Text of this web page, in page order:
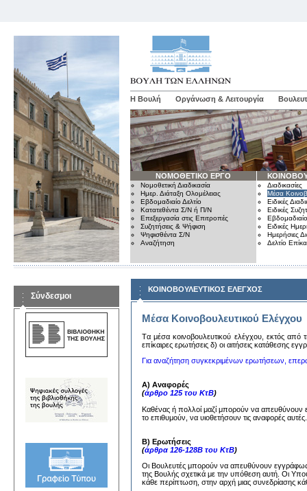
Η Βουλή Οργάνωση & Λειτουργία
ΝΟΜΟΘΕΤΙΚΟ ΕΡΓΟ
Νομοθετική Διαδικασία
Ημερ. Διάταξη Ολομέλειας
Εβδομαδιαίο Δελτίο
Κατατεθέντα Σ/Ν ή Π/Ν
Επεξεργασία στις Επιτροπές
Συζητήσεις & Ψήφιση
Ψηφισθέντα Σ/Ν
Αναζήτηση
Διαδικασίες
Μέσα
Ειδικές
Ειδικές
Εβδομαδιαίο
Ειδικές
Ημερήσιες
Δελτίο
Σύνδεσμοι
ΚΟΙΝΟΒΟΥΛΕΥΤΙΚΟΣ ΕΛΕΓΧΟΣ
Μέσα Κοινοβουλευτικού Ελέγχου
Tα μέσα κoινoβoυλευτικoύ ελέγχoυ, εκτός από
επίκαιρες ερωτήσεις δ) oι αιτήσεις κατάθεσης
Για αναζήτηση συγκεκριμένων ερωτήσεων,
Α) Αναφορές
(άρθρο 125 του ΚτΒ)
Καθένας ή πολλοί μαζί μπορούν να
το επιθυμούν, να υιοθετήσουν τις αναφορές
Β) Ερωτήσεις
(άρθρα 126-128Β του ΚτΒ)
Οι Βουλευτές μπορούν να απευθύνουν
της Βουλής σχετικά με την υπόθεση αυτή. Οι
κάθε περίπτωση, στην αρχή μιας συνεδρίασης